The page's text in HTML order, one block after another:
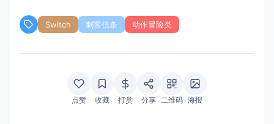
Switch 刺客信条 动作冒险类
点赞 收藏 打赏 分享 二维码 海报